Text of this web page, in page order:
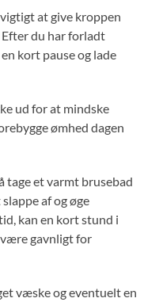
at give kroppen
du har forladt
kort pause og lade
ud for at mindske
ømhed dagen
tage et varmt brusebad
af og øge
kan en kort stund i
være gavnligt for
væske og eventuelt en